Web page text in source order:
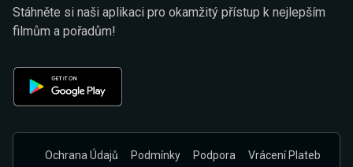
Stáhněte si naši aplikaci pro okamžitý přístup k nejlepším
filmům a pořadům!
Ochrana Údajů Podmínky Podpora
Vrácení Plateb